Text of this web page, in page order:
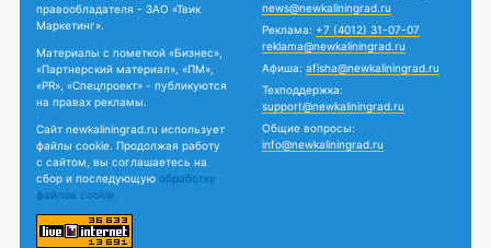
правообладателя - ЗАО «Твик
Маркетинг».
Материалы с пометкой «Бизнес»,
«Партнерский материал», «ПМ»,
«PR», «Спецпроект» - публикуются
на правах рекламы.
Сайт newkaliningrad.ru использует
файлы cookie. Продолжая работу
с сайтом, вы соглашаетесь на
сбор и последующую обработку
файлов cookie.
news@newkaliningrad.ru
Реклама: +7 (4012) 31-07-07
reklama@newkaliningrad.ru
Афиша: afisha@newkaliningrad.ru
Техподдержка:
support@newkaliningrad.ru
Общие вопросы:
info@newkaliningrad.ru